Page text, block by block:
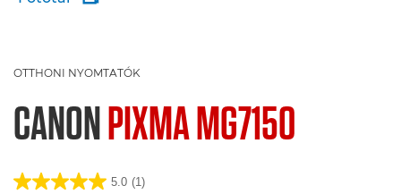
OTTHONI NYOMTATÓK
CANONPIXMA MG7150
5.0 (1)